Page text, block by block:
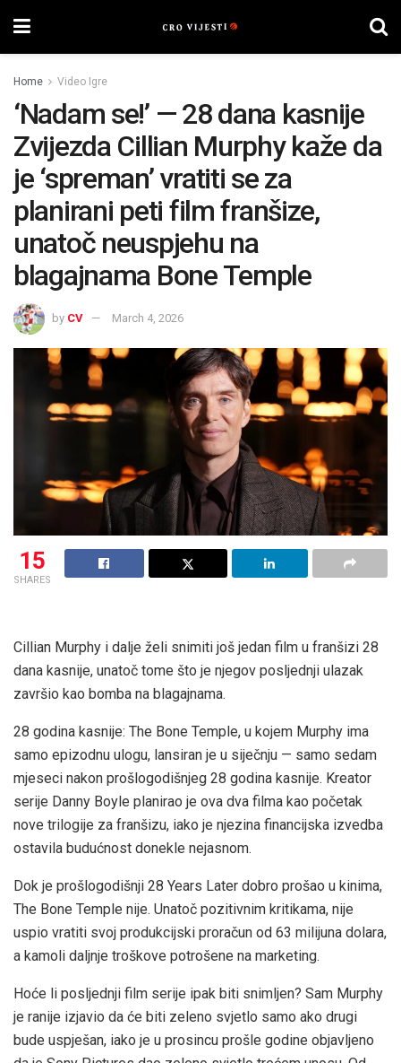
Home Video Igre
‘Nadam se!’ — 28 dana kasnije
Zvijezda Cillian Murphy kaže da
je ‘spreman’ vratiti se za
planirani peti film franšize,
unatoč neuspjehu na
blagajnama Bone Temple
by CV March 4, 2026
15
SHARES
Cillian Murphy i dalje želi snimiti još jedan film u franšizi 28
dana kasnije, unatoč tome što je njegov posljednji ulazak
završio kao bomba na blagajnama.
28 godina kasnije: The Bone Temple, u kojem Murphy ima
samo epizodnu ulogu, lansiran je u siječnju — samo sedam
mjeseci nakon prošlogodišnjeg 28 godina kasnije. Kreator
serije Danny Boyle planirao je ova dva filma kao početak
nove trilogije za franšizu, iako je njezina financijska izvedba
ostavila budućnost donekle nejasnom.
Dok je prošlogodišnji 28 Years Later dobro prošao u kinima,
The Bone Temple nije. Unatoč pozitivnim kritikama, nije
uspio vratiti svoj produkcijski proračun od 63 milijuna dolara,
a kamoli daljnje troškove potrošene na marketing.
Hoće li posljednji film serije ipak biti snimljen? Sam Murphy
je ranije izjavio da će biti zeleno svjetlo samo ako drugi
bude uspješan, iako je u prosincu prošle godine objavljeno